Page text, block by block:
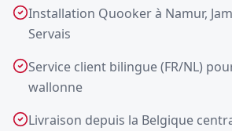
Installation Quooker à Namur,
Servais
Service client bilingue (FR/NL)
wallonne
Livraison depuis la Belgique